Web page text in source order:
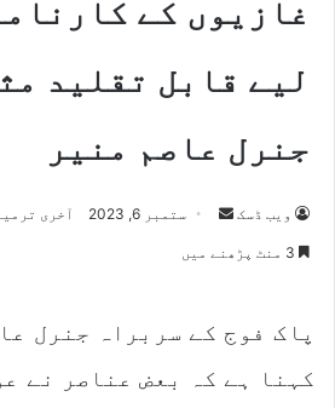
غازیوں کے
لیے قابل تقلید
جنرل عاصم منیر
ویب ڈسک
a
e
ستمبر 6, 2023 آخری ترمیم
پاک فوج کے سربراہ جنرل
کہنا ہے کہ بعض عناصر نے